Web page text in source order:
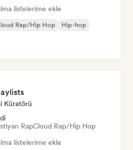
listelerime ekle
Rap/Hip Hop
Hip-hop
Küratörü
RapCloud Rap/Hip Hop
listelerime ekle